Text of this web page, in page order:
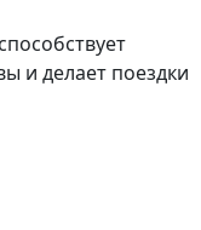
и делает поездки